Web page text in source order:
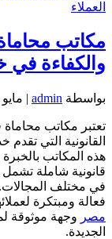
مكاتب
والكفاءة في
بواسطة admin
| مايو 14, 2025
تعتبر مكاتب
القانونية التي
هذه المكاتب
قانونية شاملة تشمل
في مختلف
فعالة ومبتكرة
مصر وجهة موثوقة
الجديدة.